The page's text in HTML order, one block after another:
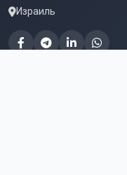
Израиль